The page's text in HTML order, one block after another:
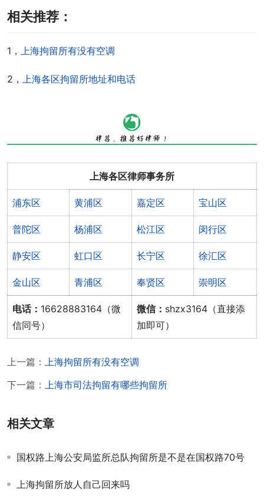
相关推荐：
1， 上海拘留所有没有空调
2， 上海各区拘留所地址和电话
上海各区律师事务所
浦东区 黄浦区 嘉定区 宝山区
普陀区 杨浦区 松江区 闵行区
静安区 虹口区 长宁区 徐汇区
金山区 青浦区 奉贤区 崇明区
电话： 16628883164（微
信同号）
微信： shzx3164（直接添
加即可）
上一篇：
上海拘留所有没有空调
下一篇：
上海市司法拘留有哪些拘留所
相关文章
国权路上海公安局监所总队拘留所是不是在国权路70号
上海拘留所放人自己回来吗